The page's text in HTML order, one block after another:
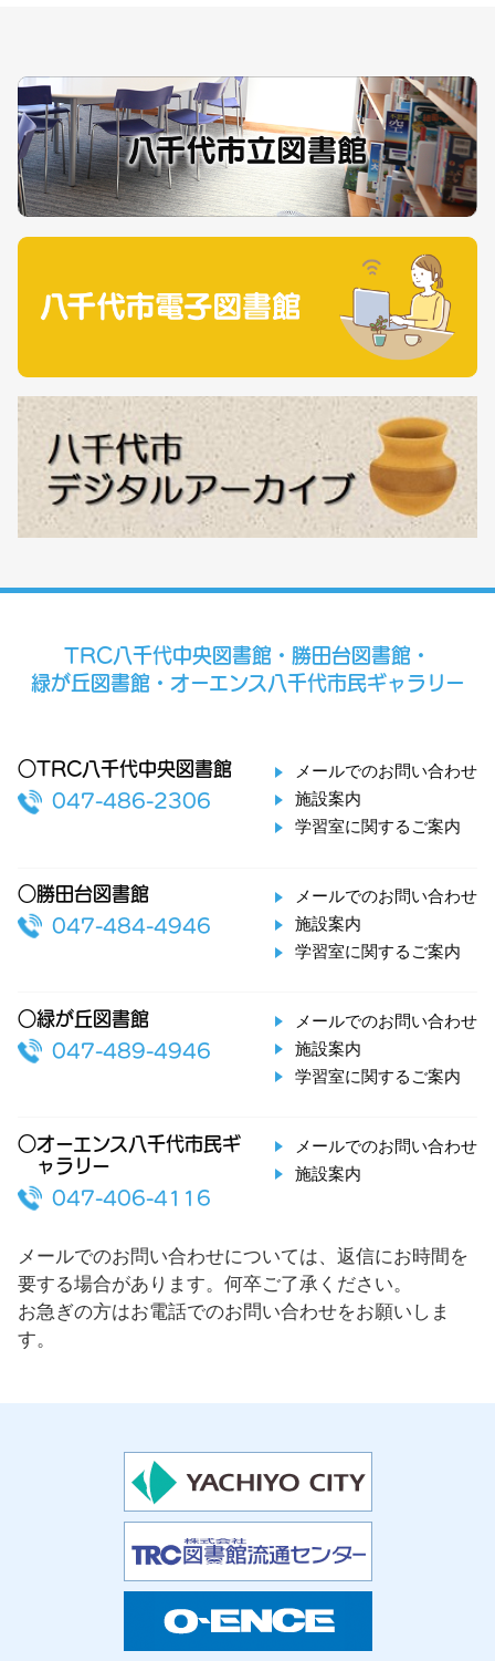
TRC八千代中央図書館・勝田台図書館・
緑が丘図書館・オーエンス八千代市民ギャラリー
○TRC八千代中央図書館
047-486-2306
メールでのお問い合わせ
施設案内
学習室に関するご案内
○勝田台図書館
047-484-4946
メールでのお問い合わせ
施設案内
学習室に関するご案内
○緑が丘図書館
047-489-4946
メールでのお問い合わせ
施設案内
学習室に関するご案内
○オーエンス八千代市民ギ
ャラリー
047-406-4116
メールでのお問い合わせ
施設案内
メールでのお問い合わせについては、返信にお時間を
要する場合があります。何卒ご了承ください。
お急ぎの方はお電話でのお問い合わせをお願いしま
す。